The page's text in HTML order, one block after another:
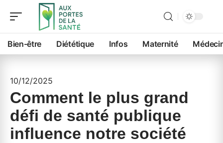
Bien-être Diététique Infos Maternité
10/12/2025
Comment le plus grand
défi de santé publique
influence notre société